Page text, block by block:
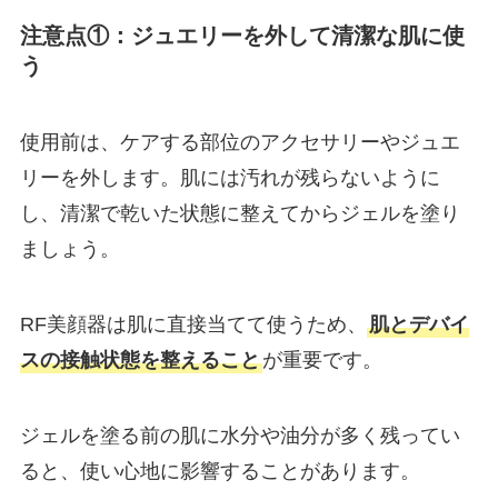
注意点①：ジュエリーを外して清潔な肌に使
う
使用前は、ケアする部位のアクセサリーやジュエ
リーを外します。肌には汚れが残らないように
し、清潔で乾いた状態に整えてからジェルを塗り
ましょう。
RF美顔器は肌に直接当てて使うため、 肌とデバイ
スの接触状態を整えることが重要です。
ジェルを塗る前の肌に水分や油分が多く残ってい
ると、使い心地に影響することがあります。